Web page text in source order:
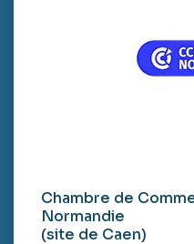
Chambre de
Normandie
(site de Caen)